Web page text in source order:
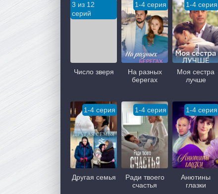
3 из 12
серий
Число зверя
1-4 серия
На разных
берегах
1-4 серия
Моя сестра
лучше
1-4 серия
Другая семья
1-4 серия
Ради твоего
счастья
1-4 серия
Анютины
глазки